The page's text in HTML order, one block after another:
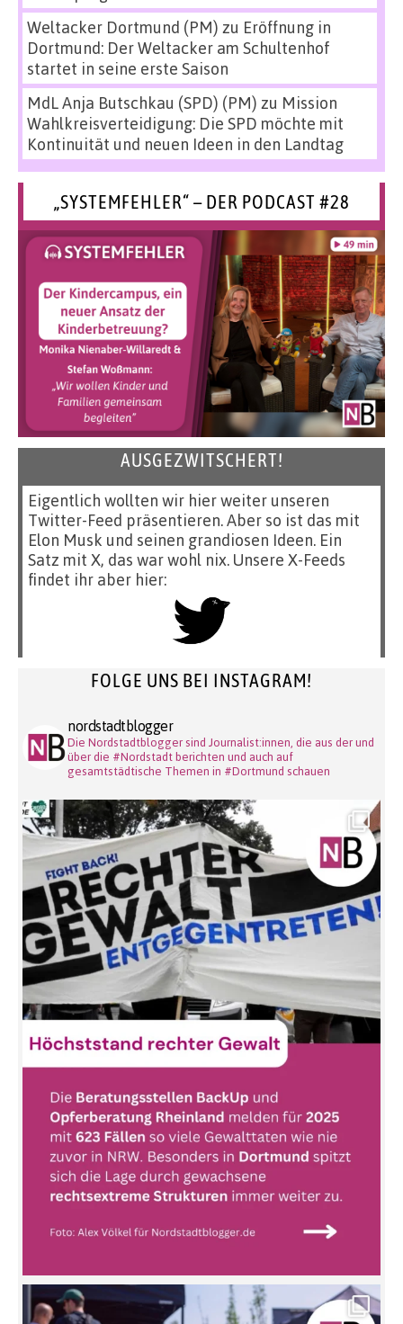
Weltacker Dortmund (PM) zu Eröffnung in
Dortmund: Der Weltacker am Schultenhof
startet in seine erste Saison
MdL Anja Butschkau (SPD) (PM) zu Mission
Wahlkreisverteidigung: Die SPD möchte mit
Kontinuität und neuen Ideen in den Landtag
„SYSTEMFEHLER“ – DER PODCAST #28
AUSGEZWITSCHERT!
Eigentlich wollten wir hier weiter unseren
Twitter-Feed präsentieren. Aber so ist das mit
Elon Musk und seinen grandiosen Ideen. Ein
Satz mit X, das war wohl nix. Unsere X-Feeds
findet ihr aber hier:
FOLGE UNS BEI INSTAGRAM!
nordstadtblogger
Die Nordstadtblogger sind Journalist:innen, die aus der und
über die #Nordstadt berichten und auch auf
gesamtstädtische Themen in #Dortmund schauen